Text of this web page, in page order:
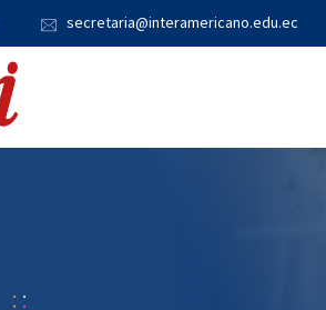
secretaria@interamericano.edu.ec